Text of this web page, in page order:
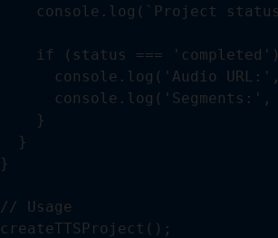
console.log(`Project
if (status ===
console.log('Audio
    }
  }
}
// Usage
createTTSProject();